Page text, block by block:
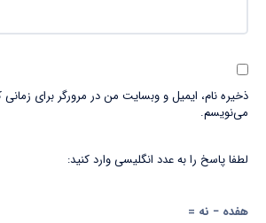
ذخیره نام، ایمیل و وبسایت من در مرورگر برای زمانی
می‌نویسم.
لطفا پاسخ را به عدد انگلیسی وارد کنید:
هفده − نه =